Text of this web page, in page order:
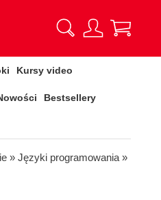
Kursy video
Bestsellery
» Języki programowania »